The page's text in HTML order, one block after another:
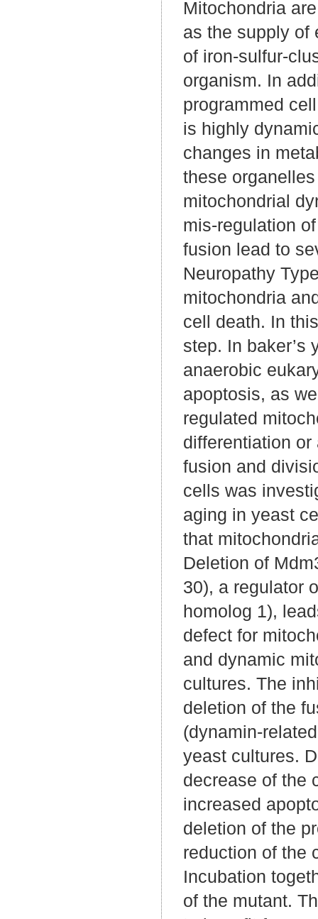
Mitochondria
as the supply of
of iron-sulfur-
organism. In
programmed
is highly
changes in
these
mitochondrial
mis-regulation
fusion lead to
Neuropathy
mitochondria
cell death. In
step. In baker’s
anaerobic
apoptosis, as
regulated
differentiation
fusion and
cells was
aging in yeast
that
Deletion of
30), a regulator
homolog 1),
defect for
and dynamic
cultures. The
deletion of the
(dynamin-
yeast cultures.
decrease of the
increased
deletion of the
reduction of the
Incubation
of the mutant.